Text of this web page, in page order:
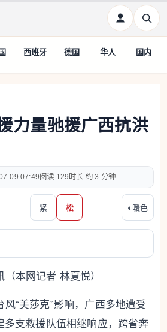
西班牙 德国 华人 国内
力量驰援广西抗洪
09 07:49 129 约 3 分钟
紧 松 ◐ 暖色
本网记者 林夏悦）
风“美莎克”影响， 广西多地遭受
多支救援队伍相继响应， 跨省奔